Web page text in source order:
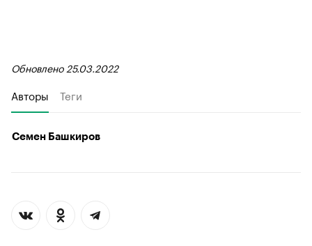
Обновлено 25.03.2022
Авторы Теги
Семен Башкиров